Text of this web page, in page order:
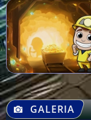
GALERIA